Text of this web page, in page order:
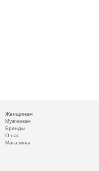
Женщинам
Мужчинам
Бренды
О нас
Магазины